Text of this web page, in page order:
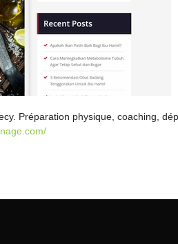
Préparation physique, coaching,